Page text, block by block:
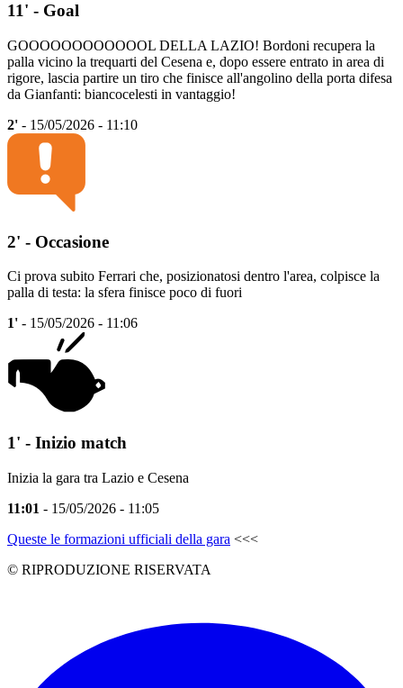
11' - Goal
GOOOOOOOOOOOOL DELLA LAZIO! Bordoni recupera la
palla vicino la trequarti del Cesena e, dopo essere entrato in area di
rigore, lascia partire un tiro che finisce all'angolino della porta difesa
da Gianfanti: biancocelesti in vantaggio!
2' - 15/05/2026 - 11:10
2' - Occasione
Ci prova subito Ferrari che, posizionatosi dentro l'area, colpisce la
palla di testa: la sfera finisce poco di fuori
1' - 15/05/2026 - 11:06
1' - Inizio match
Inizia la gara tra Lazio e Cesena
11:01 - 15/05/2026 - 11:05
Queste le formazioni ufficiali della gara <<<
© RIPRODUZIONE RISERVATA